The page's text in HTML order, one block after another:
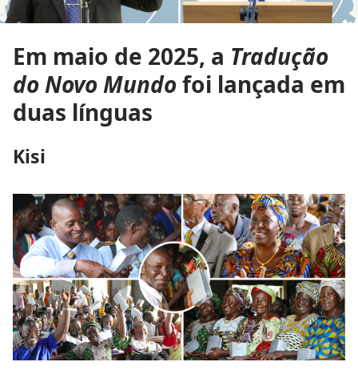
Em maio de 2025, a Tradução
do Novo Mundofoi lançada em
duas línguas
Kisi